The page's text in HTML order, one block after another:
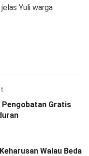
Yuli warga
Pengobatan Gratis
Walau Beda